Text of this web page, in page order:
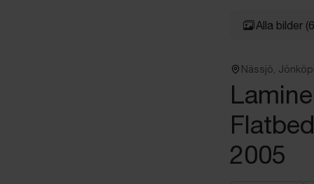
Alla bilder
Nässjö,
2005